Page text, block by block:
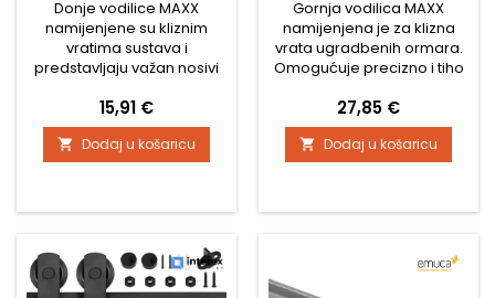
Donje vodilice MAXX
namijenjene su kliznim
vratima sustava i
predstavljaju važan nosivi
mehanizma. Omogućuju
precizno vođenje vrata i
istovremeno nose njihovu
težinu – zato je nužno da se
stabilnu podlogu kako bi se
deformacija. Vodilica ima
dvostruko vođenje, što ju
čini...
Cijena
15,91 €
 Dodaj u košaricu
Gornja vodilica MAXX
namijenjena je za klizna
vrata ugradbenih ormara.
Omogućuje precizno i tiho
zahvaljujući čvrstoj
konstrukciji osigurava
dugotrajnu stabilnost i
pouzdanost cijelog
karakteristike: Dostupne
mm Visina profila: 40 mm
Cijena
27,85 €
 Dodaj u košaricu